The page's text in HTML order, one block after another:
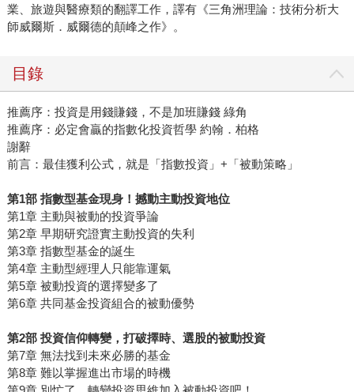
業、旅遊與醫療類的翻譯工作，譯有《三角洲理論：技術分析大
師威爾斯．威爾德的顛峰之作》。
目錄
推薦序：投資是用錢賺錢，不是加班賺錢 綠角
推薦序：必定會贏的指數化投資哲學 約翰．柏格
謝辭
前言：最佳獲利公式，就是「指數投資」+「被動策略」
第1部 指數型基金現身！撼動主動投資地位
第1章 主動與被動的投資爭論
第2章 早期研究證實主動投資的失利
第3章 指數型基金的誕生
第4章 主動型經理人只能靠運氣
第5章 被動投資的選擇變多了
第6章 共同基金投資組合的被動優勢
第2部 投資信仰轉變，打破擇時、選股的被動投資
第7章 無法找到未來必勝的基金
第8章 難以掌握進出市場的時機